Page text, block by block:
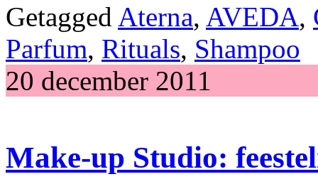
Getagged Aterna, AVEDA,
Parfum, Rituals, Shampoo
20 december 2011
Make-up Studio: